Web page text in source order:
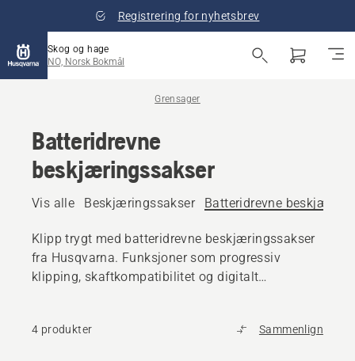
Registrering for nyhetsbrev
Skog og hage
NO, Norsk Bokmål
Grensager
Batteridrevne
beskjæringssakser
Vis alle Beskjæringssakser Batteridrevne
Klipp trygt med batteridrevne beskjæringssakser
fra Husqvarna. Funksjoner som progressiv
klipping, skaftkompatibilitet og digitalt
beskjæringsoppgaver og mer krevende
4 produkter Sammenlign